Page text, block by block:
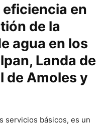
en
de la
agua en los
Landa de
de Amoles y
servicios básicos, es un